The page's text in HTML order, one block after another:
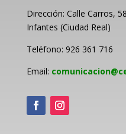
Dirección: Calle Carros,
Infantes (Ciudad Real)
Teléfono: 926 361 716
Email: